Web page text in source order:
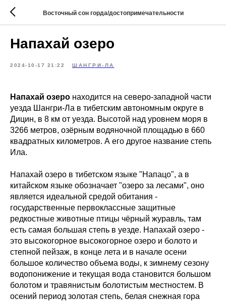
Восточный сон горда/достопримечательности
Напахай озеро
2024-10-17 21:22 ШАНГРИ-ЛА
Напахай озеро находится на северо-западной части
уезда Шангри-Ла в тибетским автономным округе в
Дицин, в 8 км от уезда. Высотой над уровнем моря в
3266 метров, озёрным водяночной площадью в 660
квадратных километров. А его другое название степь
Ила.
Напахай озеро в тибетском языке "Напацо", а в
китайском языке обозначает "озеро за лесами", оно
является идеальной средой обитания -
государственные первоклассные защитные
редкостные животные птицы чёрный журавль, там
есть самая большая степь в уезде. Напахай озеро -
это высокогорное высокогорное озеро и болото и
степной пейзаж, в конце лета и в начале осени
большое количество объема воды, к зимнему сезону
водопонижение и текущая вода становится большом
болотом и травянистым болотистым местностем. В
осений период золотая степь, белая снежная гора